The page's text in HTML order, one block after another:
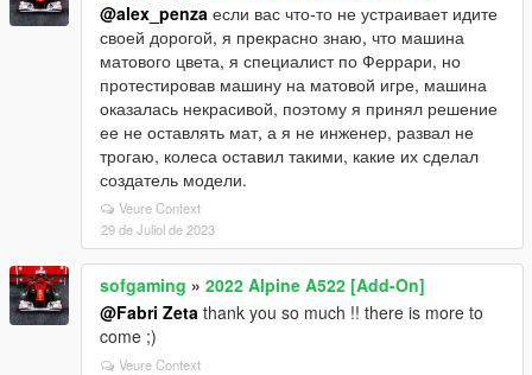
@alex_penza если вас что-то не устраивает идите
своей дорогой, я прекрасно знаю, что машина
матового цвета, я специалист по Феррари, но
протестировав машину на матовой игре, машина
оказалась некрасивой, поэтому я принял решение
ее не оставлять мат, а я не инженер, развал не
трогаю, колеса оставил такими, какие их сделал
создатель модели.
Veure Context
29 de Juliol de 2023
sofgaming » 2022 Alpine A522 [Add-On]
@Fabri Zeta thank you so much !! there is more to
come ;)
Veure Context